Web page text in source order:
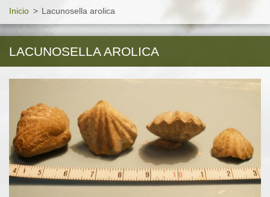
Inicio > Lacunosella arolica
LACUNOSELLA AROLICA